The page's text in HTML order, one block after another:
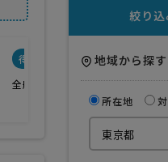
得意業界
全般
絞り
地域から探す
所在地